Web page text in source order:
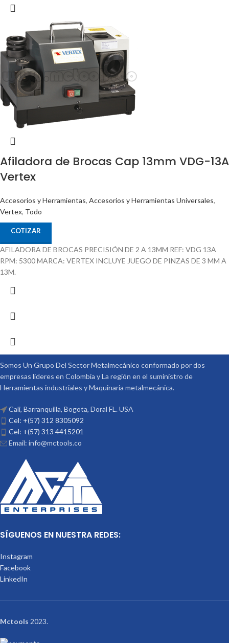
Afiladora de Brocas Cap 13mm VDG-13A
Vertex
Accesorios y Herramientas, Accesorios y Herramientas Universales,
Vertex, Todo
COTIZAR
AFILADORA DE BROCAS PRECISIÓN DE 2 A 13MM REF: VDG 13A
RPM: 5300 MARCA: VERTEX INCLUYE JUEGO DE PINZAS DE 3 MM A
13M.
Somos Un Grupo Del Sector Metalmecánico conformado por dos
empresas lideres en Colombia y La región en el suministro de
Herramientas industriales y Maquinaria metalmecánica.
Cali, Barranquilla, Bogota, Doral FL. USA
Cel: +(57) 312 8305092
Cel: +(57) 313 4415201
Email: info@mctools.co
SÍGUENOS EN NUESTRA REDES:
Instagram
Facebook
LinkedIn
Mctools 2023.